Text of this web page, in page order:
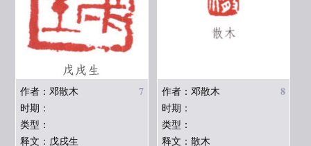
7
作者：邓散木
时期：
类型：
释文：戊戌生
8
作者：邓散木
时期：
类型：
释文：散木